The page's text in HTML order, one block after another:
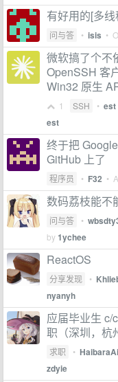
有好用的[多线
问与答 • isis •
微软搞了个不
OpenSSH 客
Win32 原生
1 SSH • est
est
终于把
GitHub 上了
程序员 • F32 •
数码荔枝能不
问与答 •
by1ychee
ReactOS
分享发现 •
nyanyh
应届毕业生 c/
职（深圳，杭
求职 • HaibaraAi
zdyie